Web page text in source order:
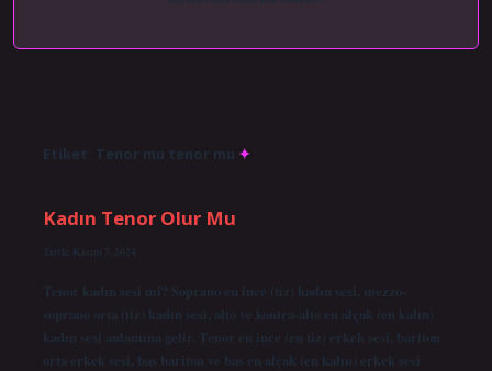
Etiket: Tenor mu tenor mu
Kadın Tenor Olur Mu
Tarih: Kasım 7, 2024
Tenor kadın sesi mi? Soprano en ince (tiz) kadın sesi, mezzo-
soprano orta (tiz) kadın sesi, alto ve kontra-alto en alçak (en kalın)
kadın sesi anlamına gelir. Tenor en ince (en tiz) erkek sesi, bariton
orta erkek sesi, bas bariton ve bas en alçak (en kalın) erkek sesi